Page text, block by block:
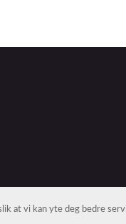
at vi kan yte deg bedre